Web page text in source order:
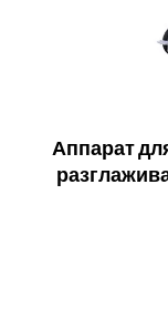
Аппарат